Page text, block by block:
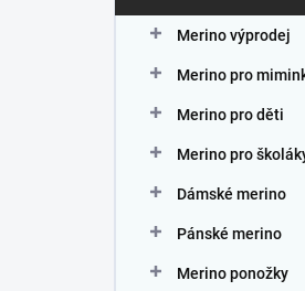
s
kategorie
Merino výprodej
Merino pro
Merino pro děti
Merino pro
Dámské merino
Pánské merino
Merino ponožky